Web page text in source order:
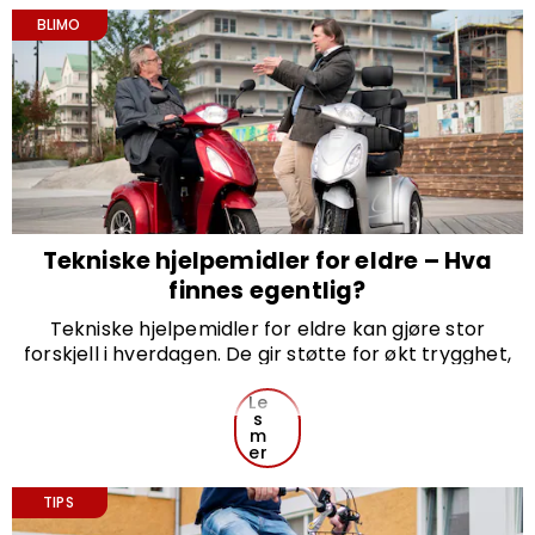
eventuelle ulemper.
BLIMO
Tekniske hjelpemidler for eldre – Hva
finnes egentlig?
Tekniske hjelpemidler for eldre kan gjøre stor
forskjell i hverdagen. De gir støtte for økt trygghet,
selvstendighet.
Enten det handler om husarbeid eller å komme seg
rundt på en trehjulssykkel, kan riktig hjelpemiddel
Le
s
m
er
TIPS